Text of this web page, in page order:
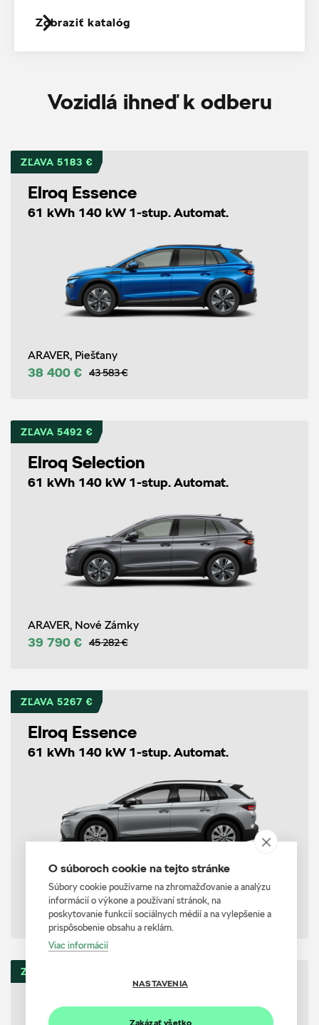
Zobraziť katalóg
Vozidlá ihneď k odberu
ZĽAVA 5183 €
Elroq Essence
61 kWh 140 kW 1-stup. Automat.
ARAVER, Piešťany
38 400 € 43 583 €
ZĽAVA 5492 €
Elroq Selection
61 kWh 140 kW 1-stup. Automat.
ARAVER, Nové Zámky
39 790 € 45 282 €
ZĽAVA 5267 €
Elroq Essence
61 kWh 140 kW 1-stup. Automat.
PRVÝ NOVOMESTSKÝ AUTOSERVIS
36 990 € 42 257 €
ZĽAVA 5378 €
Elroq Essence
O súboroch cookie na tejto stránke
Súbory cookie používame na zhromažďovanie a analýzu
informácií o výkone a používaní stránok, na
poskytovanie funkcií sociálnych médií a na vylepšenie a
prispôsobenie obsahu a reklám.
Viac informácií
NASTAVENIA
Zakázať všetko